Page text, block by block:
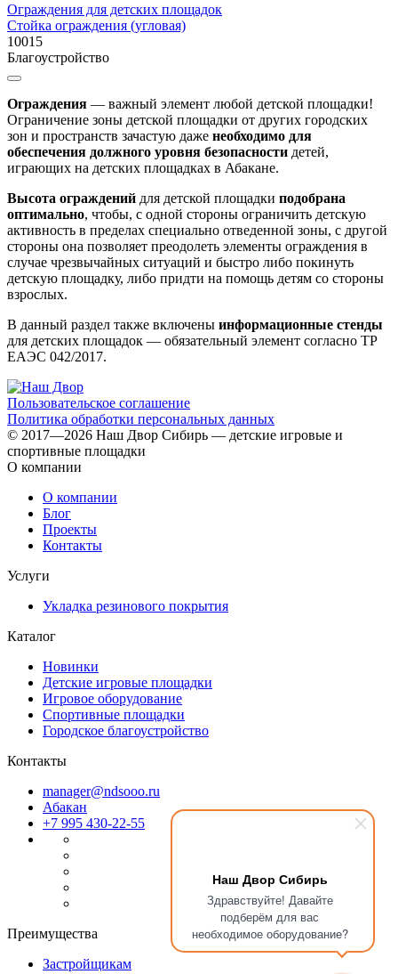
Наш Двор Сибирь
Здравствуйте! Давайте
подберём для вас
необходимое оборудование?
Ограждения для детских площадок
Стойка ограждения (угловая)
10015
Благоустройство
Ограждения — важный элемент любой детской площадки!
Ограничение зоны детской площадки от других городских
зон и пространств зачастую даже необходимо для
обеспечения должного уровня безопасности детей,
играющих на детских площадках в Абакане.
Высота ограждений для детской площадки подобрана
оптимально, чтобы, с одной стороны ограничить детскую
активность в пределах специально отведенной зоны, с другой
стороны она позволяет преодолеть элементы ограждения в
случае чрезвычайных ситуаций и быстро либо покинуть
детскую площадку, либо придти на помощь детям со стороны
взрослых.
В данный раздел также включены информационные стенды
для детских площадок — обязательный элемент согласно ТР
ЕАЭС 042/2017.
Пользовательское соглашение
Политика обработки персональных данных
© 2017—2026 Наш Двор Сибирь — детские игровые и
спортивные площадки
О компании
О компании
Блог
Проекты
Контакты
Услуги
Укладка резинового покрытия
Каталог
Новинки
Детские игровые площадки
Игровое оборудование
Спортивные площадки
Городское благоустройство
Контакты
manager@ndsooo.ru
Абакан
+7 995 430-22-55
Преимущества
Застройщикам
Файлы cookie
Мы используем файлы cookie для улучшения взаимодействия
с пользователями и обслуживания. Продолжая просмотр
страниц нашего сайта, вы принимаете условия
Политики в